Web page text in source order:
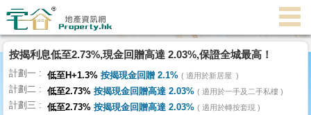
理
主
頁
搵
按揭利息低至2.73%,現金回贈高達 2.03%,保證全城最高！
計劃一 低至H+1.3% 按揭現金回贈 2.1% 適用於新居屋
計劃二 低至2.73% 按揭現金回贈高達 2.03% 適用於一手及二手私樓
計劃三 低至2.73% 按揭現金回贈高達 2.03% 適用於轉按套現